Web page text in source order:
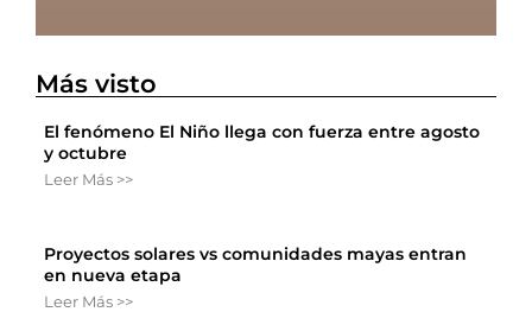
Más visto
El fenómeno El Niño llega con fuerza entre agosto
y octubre
Leer Más >>
Proyectos solares vs comunidades mayas entran
en nueva etapa
Leer Más >>